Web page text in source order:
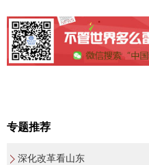
专题推荐
深化改革看山东